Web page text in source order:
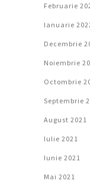
Februarie
Ianuarie
Decembrie
Noiembrie
Octombrie
Septembrie
August 2021
Iulie 2021
Iunie 2021
Mai 2021